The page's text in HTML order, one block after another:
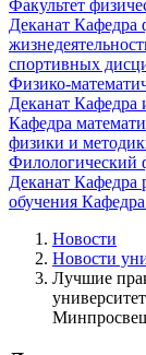
Факультет
Деканат Кафедра
спортивных
Физико-
Деканат Кафедра
Кафедра
физики и
Филологический
Деканат Кафедра
обучения
Новости
Новости
Лучшие